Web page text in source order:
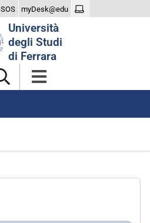
SOS myDesk@edu
Università
degli Studi
di Ferrara